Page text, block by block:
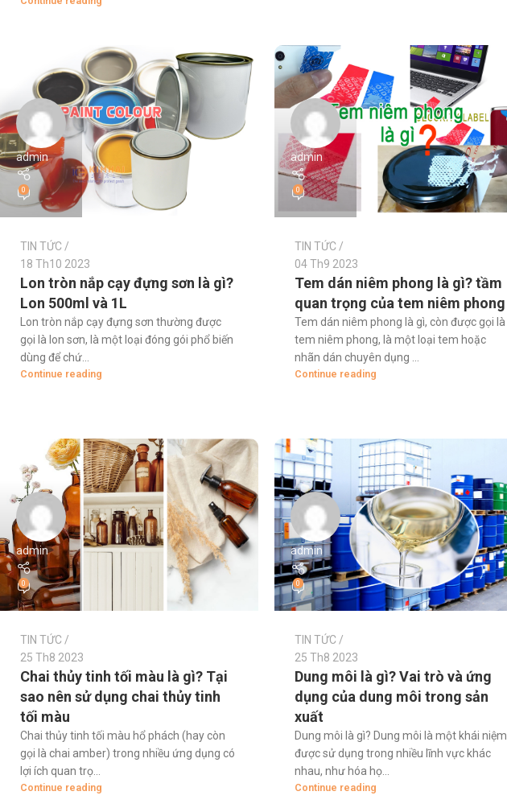
admin
0
TIN TỨC
18 Th10 2023
Lon tròn nắp cạy đựng sơn là gì?
Lon 500ml và 1L
Lon tròn nắp cạy đựng sơn thường được
gọi là lon sơn, là một loại đóng gói phổ biến
dùng để chứ...
Continue reading
admin
0
TIN TỨC
04 Th9 2023
Tem dán niêm phong là gì? tầm
quan trọng của tem niêm phong
Tem dán niêm phong là gì, còn được gọi là
tem niêm phong, là một loại tem hoặc
nhãn dán chuyên dụng ...
Continue reading
admin
0
TIN TỨC
25 Th8 2023
Chai thủy tinh tối màu là gì? Tại
sao nên sử dụng chai thủy tinh
tối màu
Chai thủy tinh tối màu hổ phách (hay còn
gọi là chai amber) trong nhiều ứng dụng có
lợi ích quan trọ...
Continue reading
admin
0
TIN TỨC
25 Th8 2023
Dung môi là gì? Vai trò và ứng
dụng của dung môi trong sản
xuất
Dung môi là gì? Dung môi là một khái niệm
được sử dụng trong nhiều lĩnh vực khác
nhau, như hóa họ...
Continue reading